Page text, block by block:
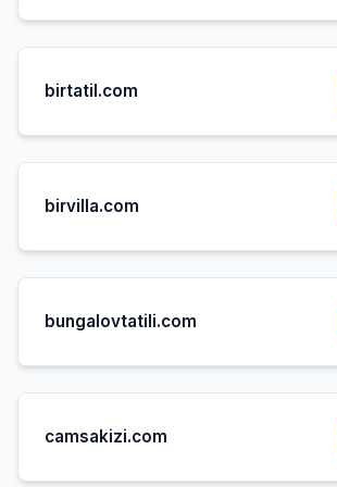
birtatil.com
birvilla.com
bungalovtatili.com
camsakizi.com